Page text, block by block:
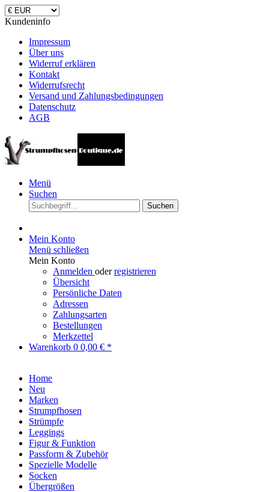
Kundeninfo
Impressum
Über uns
Widerruf erklären
Kontakt
Widerrufsrecht
Versand und Zahlungsbedingungen
Datenschutz
AGB
Menü
Suchen
Suchen
Mein Konto
Menü schließen
Mein Konto
Anmelden oderregistrieren
Übersicht
Persönliche Daten
Adressen
Zahlungsarten
Bestellungen
Merkzettel
Warenkorb 0 0,00 € *
Home
Neu
Marken
Strumpfhosen
Strümpfe
Leggings
Figur & Funktion
Passform & Zubehör
Spezielle Modelle
Socken
Übergrößen